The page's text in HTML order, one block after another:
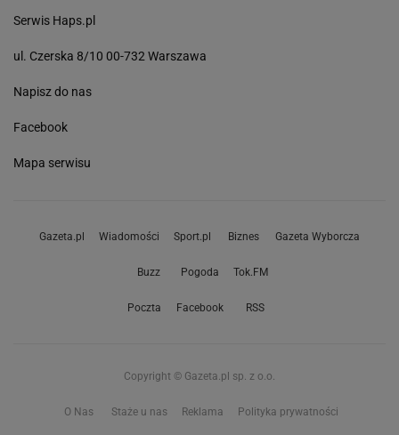
Serwis Haps.pl
ul. Czerska 8/10 00-732 Warszawa
Napisz do nas
Facebook
Mapa serwisu
Gazeta.pl Wiadomości Sport.pl Biznes Gazeta Wyborcza
Buzz Pogoda Tok.FM
Poczta Facebook RSS
Copyright © Gazeta.pl sp. z o.o.
O Nas Staże u nas Reklama Polityka prywatności